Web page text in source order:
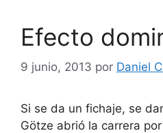
Efecto
9 junio, 2013 por Daniel
Si se da un fichaje, se
Götze abrió la carrera